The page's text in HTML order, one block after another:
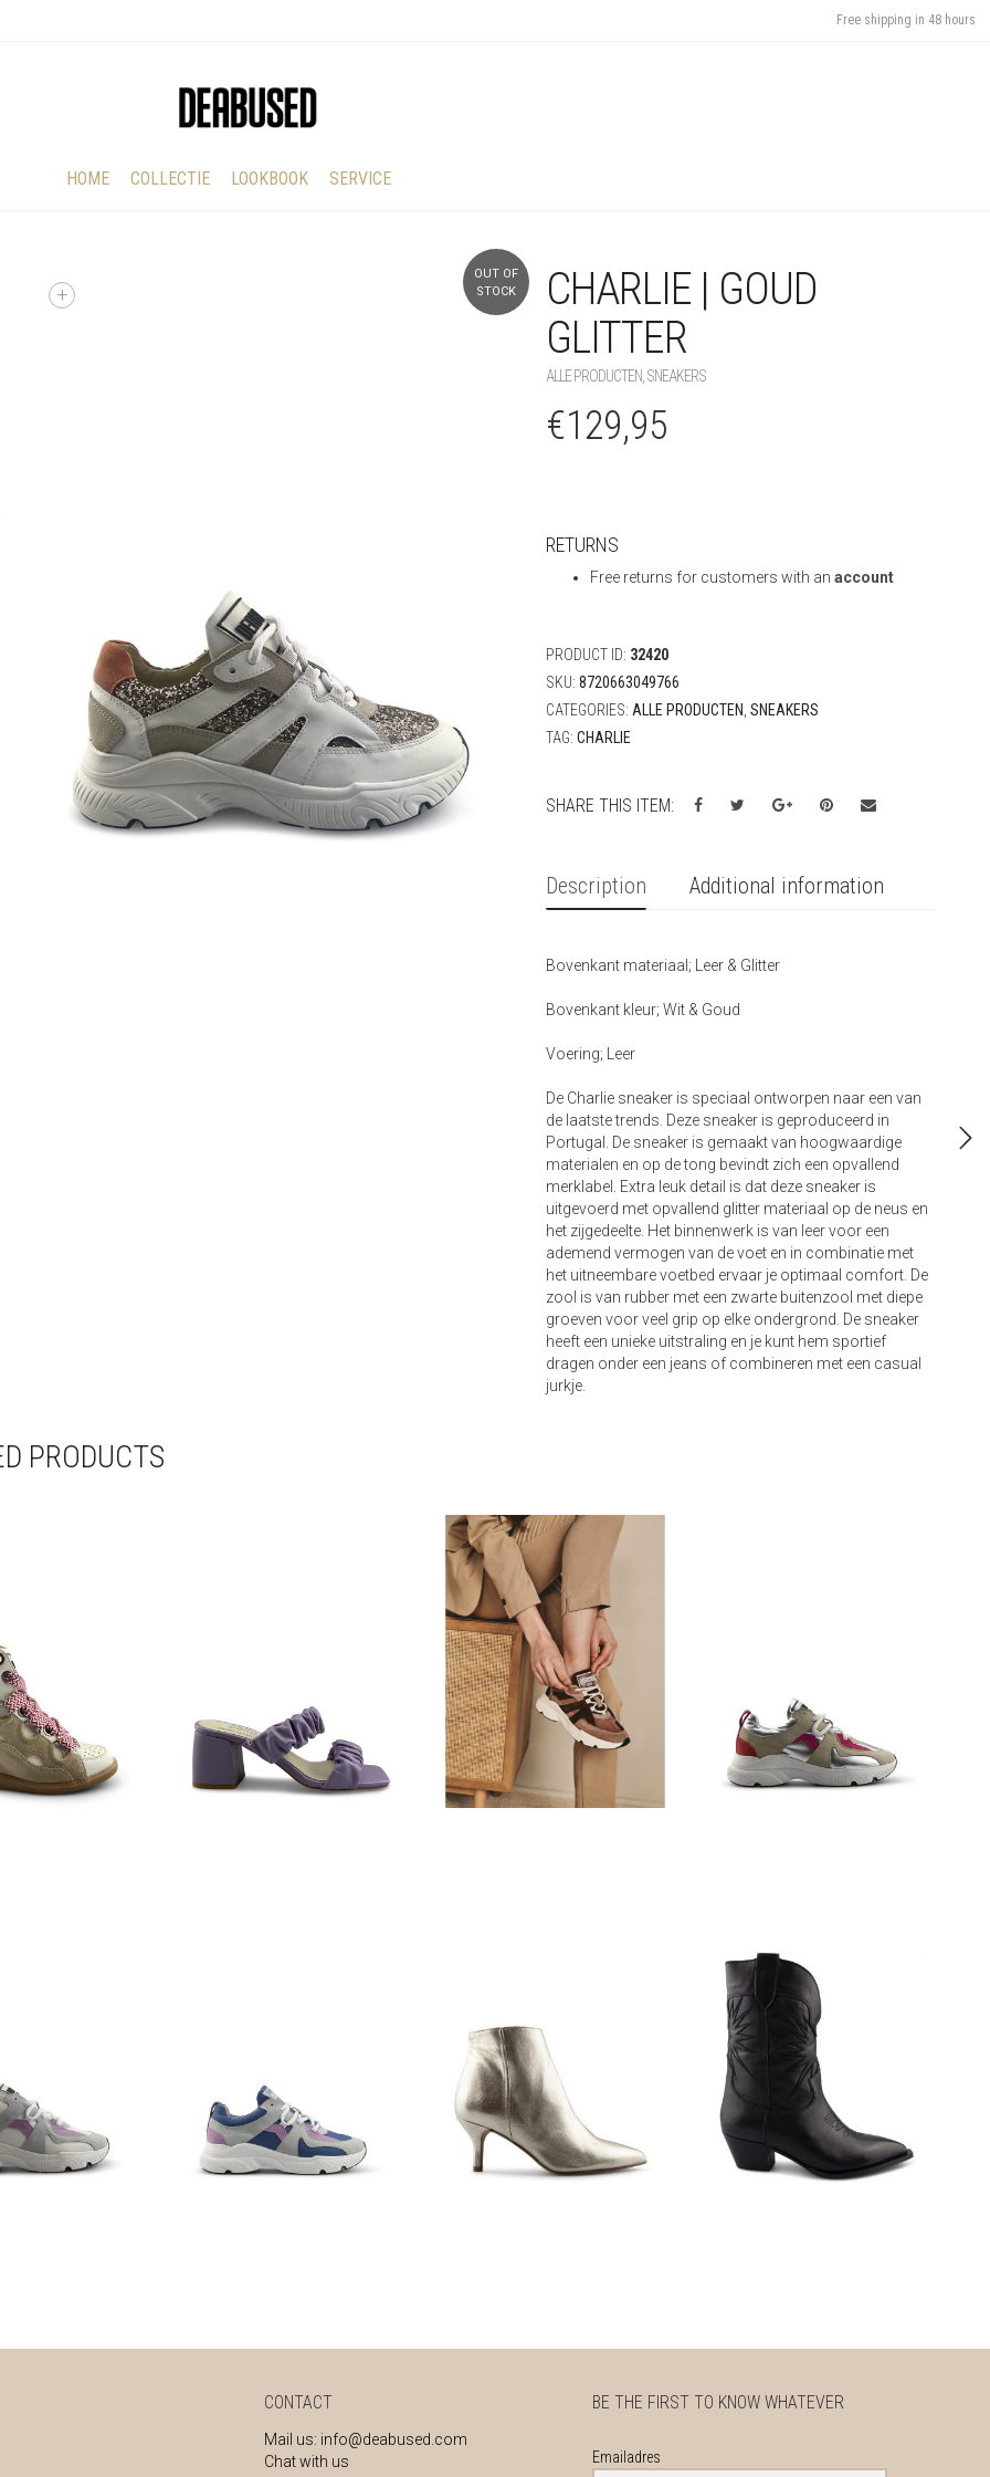
Free shipping in 48 hours
HOME COLLECTIE LOOKBOOK SERVICE
OUT OF
STOCK
+ +CHARLIE | GOUD
GLITTER
ALLE PRODUCTEN SNEAKERS
€129,95
RETURNS
Free returns for customers with an account
PRODUCT ID: 32420
SKU: 8720663049766
CATEGORIES: ALLE PRODUCTEN SNEAKERS
TAG: CHARLIE
SHARE THIS ITEM:
Description Additional information
Bovenkant materiaal; Leer & Glitter
Bovenkant kleur; Wit & Goud
Voering; Leer
De Charlie sneaker is speciaal ontworpen naar een van
de laatste trends. Deze sneaker is geproduceerd in
Portugal. De sneaker is gemaakt van hoogwaardige
materialen en op de tong bevindt zich een opvallend
merklabel. Extra leuk detail is dat deze sneaker is
uitgevoerd met opvallend glitter materiaal op de neus en
het zijgedeelte. Het binnenwerk is van leer voor een
ademend vermogen van de voet en in combinatie met
het uitneembare voetbed ervaar je optimaal comfort. De
zool is van rubber met een zwarte buitenzool met diepe
groeven voor veel grip op elke ondergrond. De sneaker
heeft een unieke uitstraling en je kunt hem sportief
dragen onder een jeans of combineren met een casual
jurkje.
PRODUCTS
CONTACT
Mail us: info@deabused.com
Chat with us
BE THE FIRST TO KNOW WHATEVER
Emailadres